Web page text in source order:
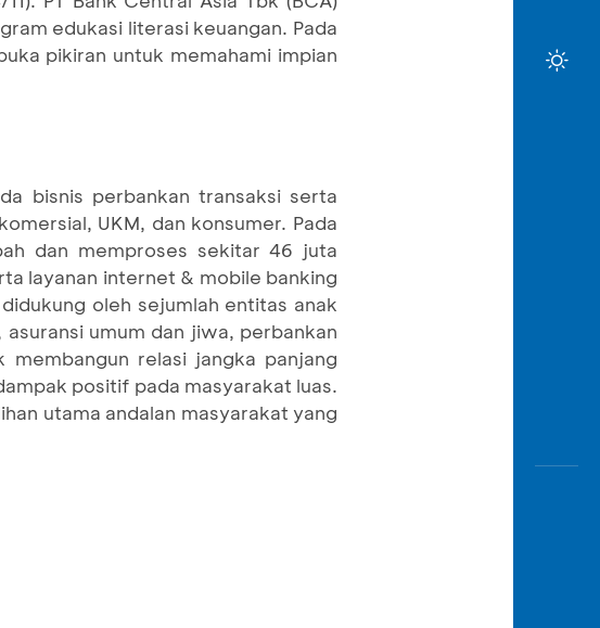
edukasi literasi keuangan. Pada
pikiran untuk memahami impian
bisnis perbankan transaksi serta
UKM, dan konsumer. Pada
dan memproses sekitar 46 juta
layanan internet & mobile banking
oleh sejumlah entitas anak
umum dan jiwa, perbankan
relasi jangka panjang
positif pada masyarakat luas.
utama andalan masyarakat yang